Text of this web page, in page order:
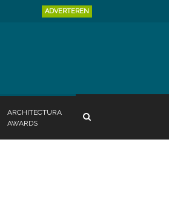
ADVERTEREN
ARCHITECTURA
AWARDS